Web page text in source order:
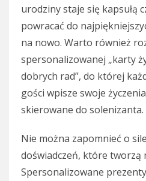
urodziny staje się kapsułą
powracać do
na nowo. Warto również
spersonalizowanej „karty
dobrych rad”, do której
gości wpisze swoje
skierowane do solenizanta.
Nie można zapomnieć o
doświadczeń, które tworzą
Spersonalizowane